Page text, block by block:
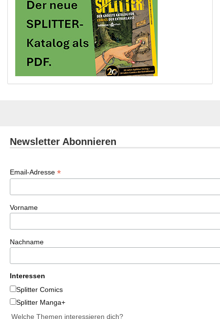
Newsletter Abonnieren
Email-Adresse *
Vorname
Nachname
Interessen
Splitter Comics
Splitter Manga+
Welche Themen interessieren dich?